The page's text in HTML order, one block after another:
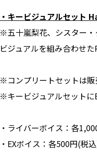
・キービジュアルセット
※五十嵐梨花、シスター
ビジュアルを組み合わせた
※コンプリートセットは販
※キービジュアルセットに
・ライバーボイス：各
・EXボイス：各500円(税